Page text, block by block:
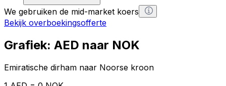
We gebruiken de mid-market koers
Bekijk overboekingsofferte
Grafiek: AED naar NOK
Emiratische dirham naar Noorse kroon